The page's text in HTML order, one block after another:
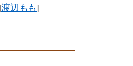
[渡辺もも]